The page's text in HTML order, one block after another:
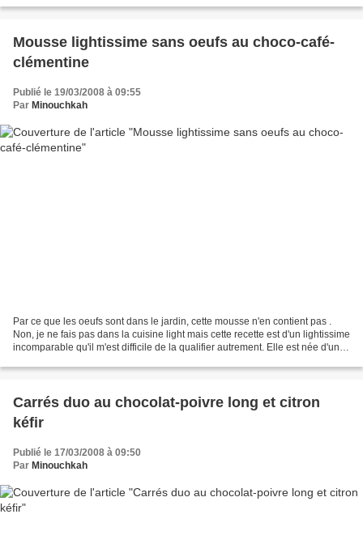
Mousse lightissime sans oeufs au choco-café-
clémentine
Publié le 19/03/2008 à 09:55
Par Minouchkah
Par ce que les oeufs sont dans le jardin, cette mousse n'en contient pas .
Non, je ne fais pas dans la cuisine light mais cette recette est d'un lightissime
incomparable qu'il m'est difficile de la qualifier autrement. Elle est née d'une
Carrés duo au chocolat-poivre long et citron
kéfir
Publié le 17/03/2008 à 09:50
Par Minouchkah